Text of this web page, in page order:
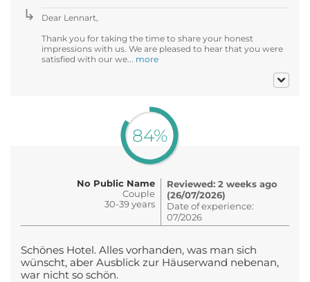
Dear Lennart,
Thank you for taking the time to share your honest
impressions with us. We are pleased to hear that you were
satisfied with our we... more
84%
No Public Name
Couple
30-39 years
Reviewed: 2 weeks ago
(26/07/2026)
Date of experience:
07/2026
Schönes Hotel. Alles vorhanden, was man sich
wünscht, aber Ausblick zur Häuserwand nebenan,
war nicht so schön.